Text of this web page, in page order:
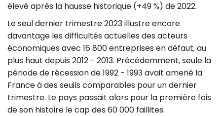
élevé après la hausse historique (+49 %) de 2022.
Le seul dernier trimestre 2023 illustre encore
davantage les difficultés actuelles des acteurs
économiques avec 16 800 entreprises en défaut, au
plus haut depuis 2012 - 2013. Précédemment, seule la
période de récession de 1992 - 1993 avait amené la
France à des seuils comparables pour un dernier
trimestre. Le pays passait alors pour la première fois
de son histoire le cap des 60 000 faillites.